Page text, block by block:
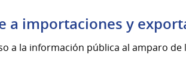
a importaciones y
a la información pública al amparo de